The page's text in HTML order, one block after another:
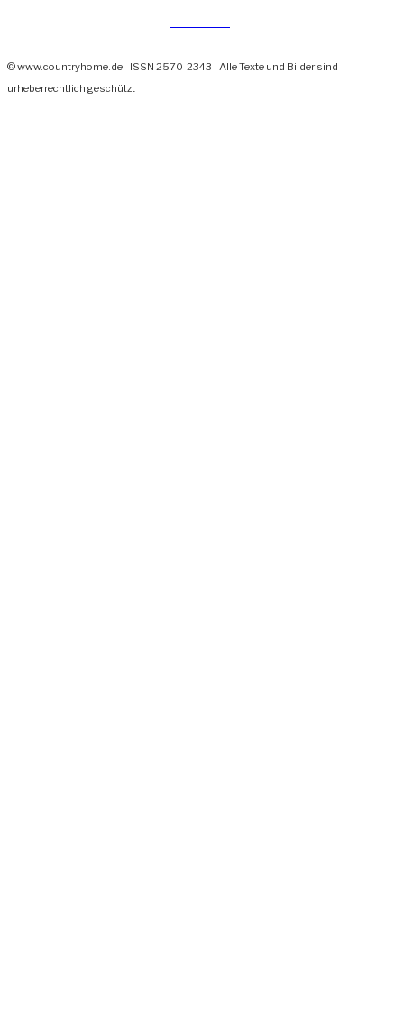
© www.countryhome.de - ISSN 2570-2343 - Alle Texte und Bilder sind
urheberrechtlich geschützt